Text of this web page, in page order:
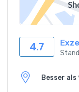
4.7
Besser als